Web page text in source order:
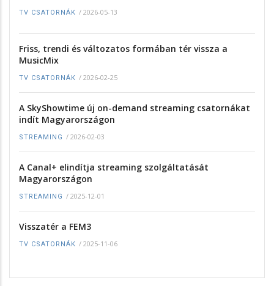
TV CSATORNÁK / 2026-05-13
Friss, trendi és változatos formában tér vissza a
MusicMix
TV CSATORNÁK / 2026-02-25
A SkyShowtime új on-demand streaming csatornákat
indít Magyarországon
STREAMING / 2026-02-03
A Canal+ elindítja streaming szolgáltatását
Magyarországon
STREAMING / 2025-12-01
Visszatér a FEM3
TV CSATORNÁK / 2025-11-06